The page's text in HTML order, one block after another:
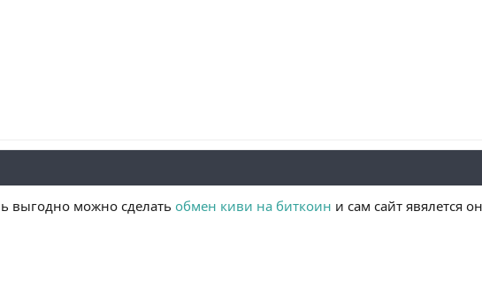
выгодно можно сделать обмен киви на биткоин и сам сайт явялется